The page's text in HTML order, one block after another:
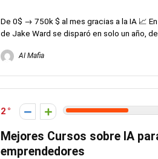
De 0$ → 750k $ al mes gracias a la IA 📈
de Jake Ward se disparó en solo un año,
AI Mafia
2
Mejores Cursos sobre IA
emprendedores